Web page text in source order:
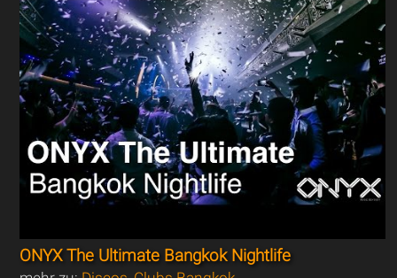
ONYX The Ultimate Bangkok Nightlife